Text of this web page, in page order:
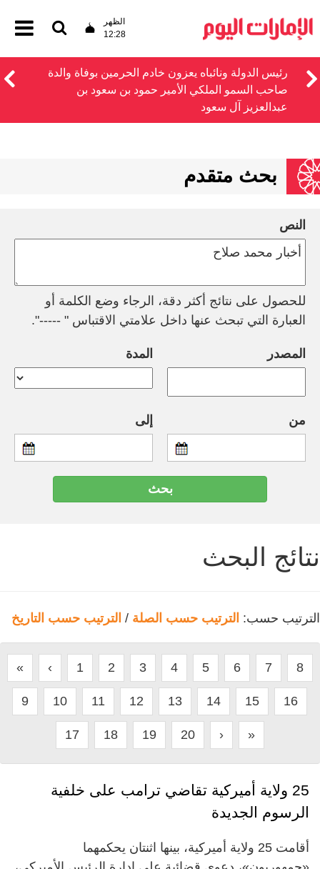
الظهر
12:28
رئيس الدولة ونائباه يعزون خادم الحرمين بوفاة والدة
صاحب السمو الملكي الأمير حمود بن سعود بن
عبدالعزيز آل سعود
بحث متقدم
النص
للحصول على نتائج أكثر دقة، الرجاء وضع الكلمة أو
العبارة التي تبحث عنها داخل علامتي الاقتباس " -----".
المصدر المدة
من إلى
نتائج البحث
الترتيب حسب: الترتيب حسب الصلة / الترتيب حسب التاريخ
« ‹ 1 2 3 4 5 6 7 8
9 10 11 12 13 14 15 16
17 18 19 20 › »
25 ولاية أميركية تقاضي ترامب على خلفية
الرسوم الجديدة
أقامت 25 ولاية أميركية، بينها اثنتان يحكمهما